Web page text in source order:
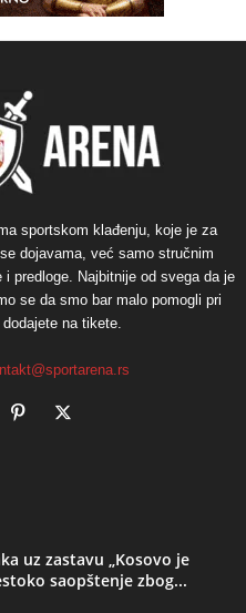
sportskom klađenju, koje je za
dojavama, već samo stručnim
predloge. Najbitnije od svega da je
se da smo bar malo pomogli pri
na tikete.
uz zastavu „Kosovo je
saopštenje zbog...